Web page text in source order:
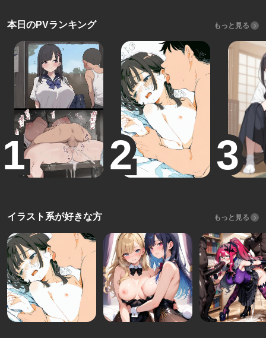
本日のPVランキング もっと見る
イラスト系が好きな方 もっと見る